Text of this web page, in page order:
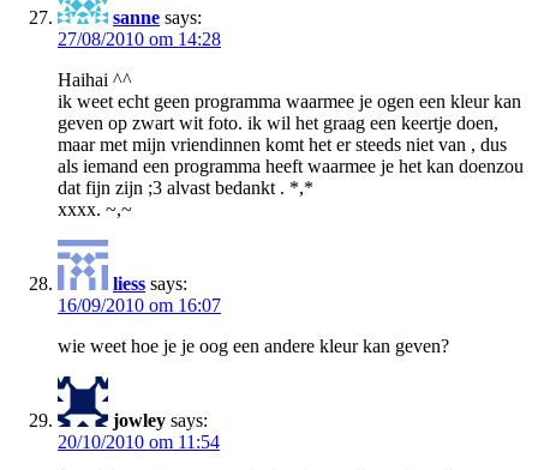
sanne says:
27/08/2010 om 14:28
Haihai ^^
ik weet echt geen programma waarmee je ogen een kleur kan
geven op zwart wit foto. ik wil het graag een keertje doen,
maar met mijn vriendinnen komt het er steeds niet van , dus
als iemand een programma heeft waarmee je het kan doenzou
dat fijn zijn ;3 alvast bedankt . *,*
xxxx. ~,~
liess says:
16/09/2010 om 16:07
wie weet hoe je je oog een andere kleur kan geven?
jowley says:
20/10/2010 om 11:54